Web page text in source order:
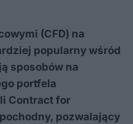
(CFD) na
popularny wśród
sposobów na
portfela
Contract for
pozwalający